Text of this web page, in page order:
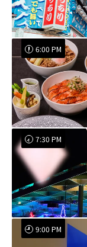
6:00 PM
7:30 PM
9:00 PM